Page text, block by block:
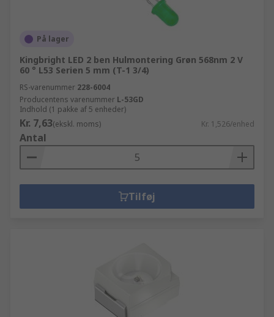
På lager
Kingbright LED 2 ben Hulmontering Grøn 568nm 2 V
60 ° L53 Serien 5 mm (T-1 3/4)
RS-varenummer 228-6004
Producentens varenummer L-53GD
Indhold (1 pakke af 5 enheder)
Kr. 7,63(ekskl. moms) Kr. 1,526/enhed
Antal
Tilføj